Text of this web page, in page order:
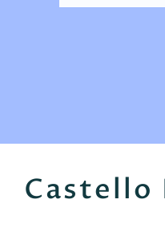
Castello